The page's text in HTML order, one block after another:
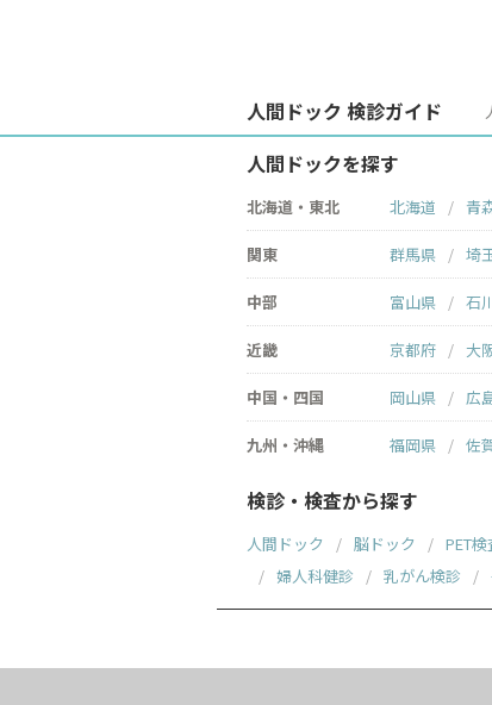
人間ドック 検診ガイド
人間ドックを探す
北海道・東北 北海道 青
関東 群馬県 埼
中部 富山県 石
近畿 京都府 大
中国・四国 岡山県 広
九州・沖縄 福岡県 佐
検診・検査から探す
人間ドック 脳ドック PET検
婦人科健診
乳がん検診